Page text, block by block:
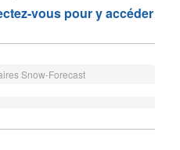
vous pour y accéder
Snow-Forecast